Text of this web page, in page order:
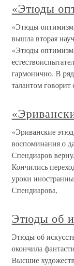
«Этюды
«Этюды
вышла вторая
«Этюды
гармонично. В
талантом
«Эриванские
воспоминания о
Спендиаров
Кончились
уроки
Спендиарова,
Этюды об
Этюды об
окончила
Высшие